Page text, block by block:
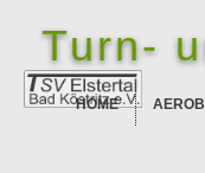
HOME
Turn-